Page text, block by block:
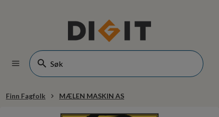
Finn Fagfolk MÆLEN MASKIN AS